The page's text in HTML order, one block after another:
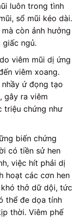
luôn trong tình
sổ mũi kéo dài.
còn ảnh hưởng
ngủ.
viêm mũi dị ứng
viêm xoang.
ứ đọng tạo
gây ra viêm
triệu chứng như
biến chứng
có tiền sử hen
việc hít phải dị
hoạt các cơn hen
thở dữ dội, tức
thể đe dọa tính
thời. Viêm phế